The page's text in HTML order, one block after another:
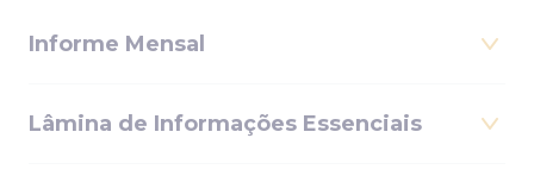
Informe Mensal
Lâmina de Informações Essenciais